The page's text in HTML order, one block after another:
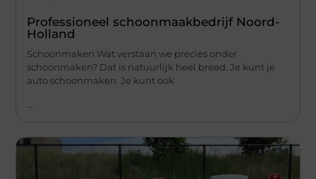
Professioneel schoonmaakbedrijf Noord-
Holland
Schoonmaken Wat verstaan we precies onder
schoonmaken? Dat is natuurlijk heel breed. Je kunt je
auto schoonmaken. Je kunt ook